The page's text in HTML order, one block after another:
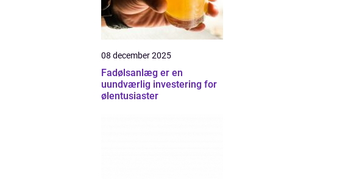
08 december 2025
Fadølsanlæg er en
uundværlig investering for
ølentusiaster